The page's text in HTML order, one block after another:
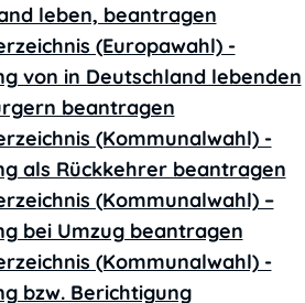
leben, beantragen
(Europawahl) -
von in Deutschland lebenden
beantragen
(Kommunalwahl) -
als Rückkehrer beantragen
(Kommunalwahl) –
bei Umzug beantragen
(Kommunalwahl) -
bzw. Berichtigung